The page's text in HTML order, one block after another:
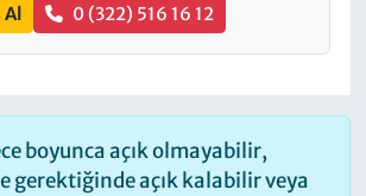
Al 0 (322) 516 16 12
boyunca açık olmayabilir,
gerektiğinde açık kalabilir veya